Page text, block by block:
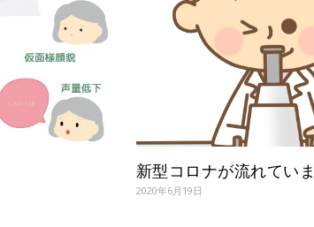
新型コロナが流れてい
2020年6月19日